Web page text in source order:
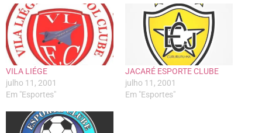
VILA LIÉGE
julho 11, 2001
Em "Esportes"
JACARÉ ESPORTE CLUBE
julho 11, 2001
Em "Esportes"